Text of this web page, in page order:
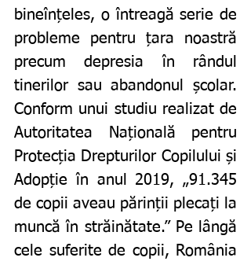
bineînțeles, o întreagă serie de
probleme pentru țara noastră
precum depresia în rândul
tinerilor sau abandonul școlar.
Conform unui studiu realizat de
Autoritatea Națională pentru
Protecția Drepturilor Copilului și
Adopție în anul 2019, „91.345
de copii aveau părinții plecați la
muncă în străinătate.” Pe lângă
cele suferite de copii, România